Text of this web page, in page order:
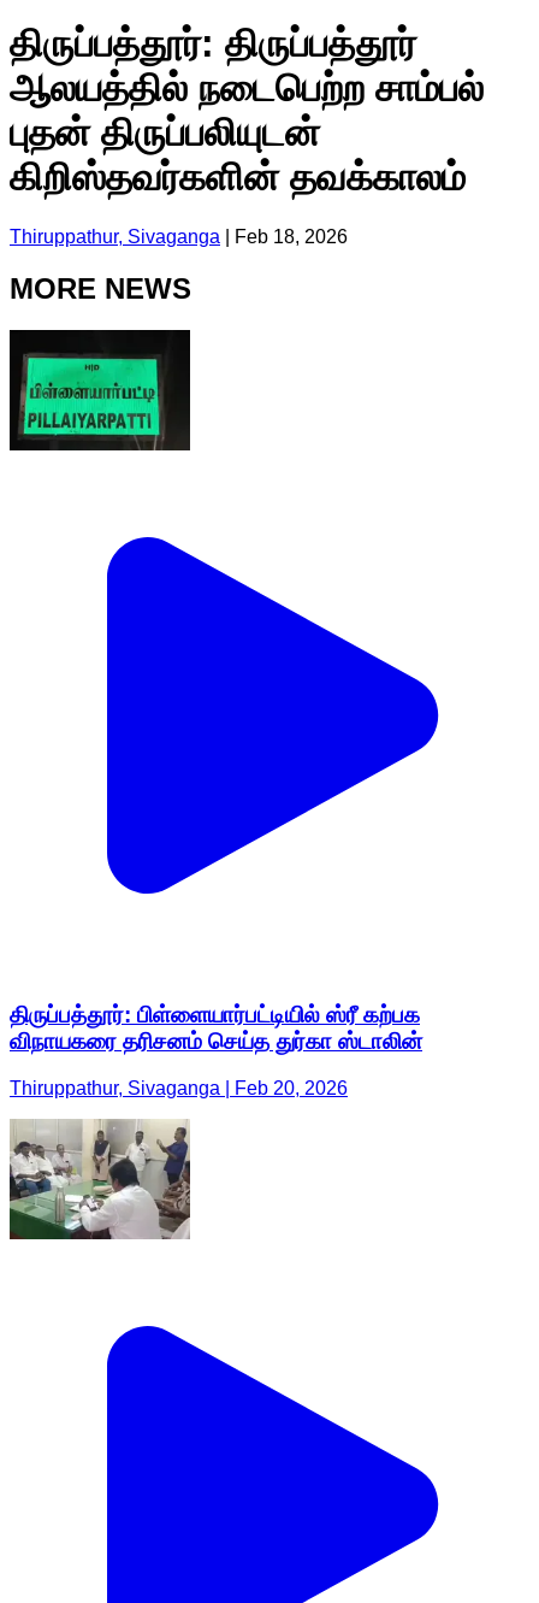
திருப்பத்தூர்: திருப்பத்தூர்
ஆலயத்தில் நடைபெற்ற சாம்பல்
புதன் திருப்பலியுடன்
கிறிஸ்தவர்களின் தவக்காலம்
Thiruppathur, Sivaganga Feb 18, 2026
MORE NEWS
திருப்பத்தூர்: பிள்ளையார்பட்டியில் ஸ்ரீ கற்பக
விநாயகரை தரிசனம் செய்த துர்கா ஸ்டாலின்
Thiruppathur, Sivaganga | Feb 20, 2026